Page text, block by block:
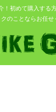
！初めて購入する
クのことならお任せ